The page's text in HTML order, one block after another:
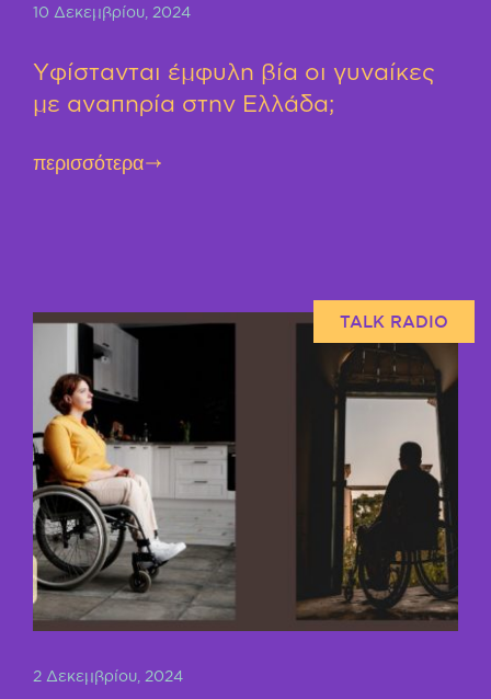
10 Δεκεμβρίου, 2024
Υφίστανται έμφυλη βία οι γυναίκες
με αναπηρία στην Ελλάδα;
περισσότερα
TALK RADIO
2 Δεκεμβρίου, 2024